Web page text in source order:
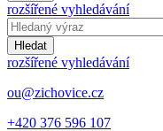
rozšířené vyhledávání
Hledat
rozšířené vyhledávání
ou@zichovice.cz
+420 ​​376 596 107